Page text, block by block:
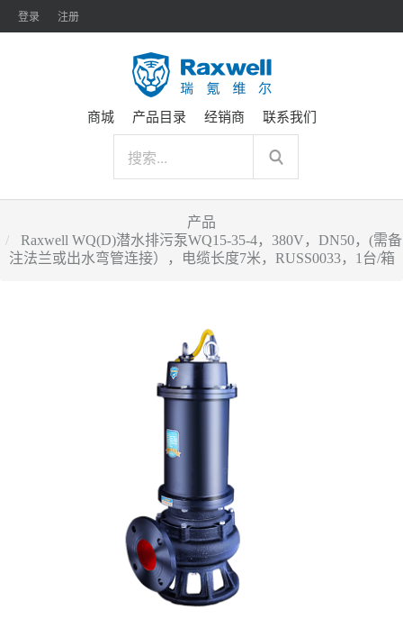
登录 注册
商城 产品目录 经销商 联系我们
产品
Raxwell WQ(D)潜水排污泵WQ15-35-4，380V，DN50，(需备
注法兰或出水弯管连接），电缆长度7米，RUSS0033，1台/箱